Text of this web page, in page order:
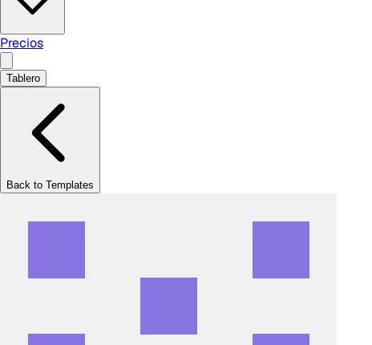
Precios
Tablero
Back to Templates